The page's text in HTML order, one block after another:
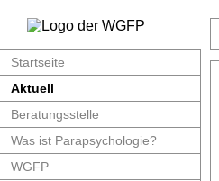
Startseite
Aktuell
Beratungsstelle
Was ist Parapsychologie?
WGFP